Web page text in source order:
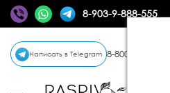
8-903-9-888-555
Написать в Telegram 8-800-770-72-34